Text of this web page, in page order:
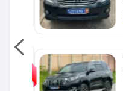
SPÉCIAL